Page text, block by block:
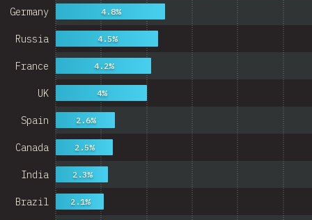
Brazil
India
Canada
Spain
UK
France
Russia
Germany
2.1%
2.3%
2.5%
2.6%
4%
4.2%
4.5%
4.8%